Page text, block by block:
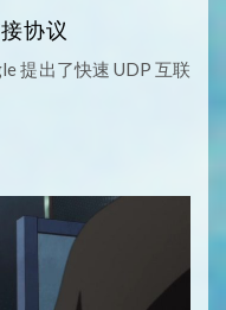
协议
提出了快速 UDP 互联